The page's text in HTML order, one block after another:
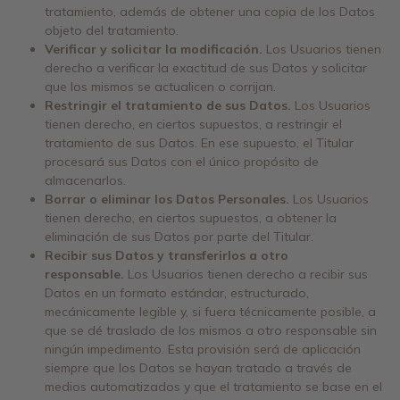
tratamiento, además de obtener una copia de los Datos
objeto del tratamiento.
Verificar y solicitar la modificación. Los Usuarios tienen
derecho a verificar la exactitud de sus Datos y solicitar
que los mismos se actualicen o corrijan.
Restringir el tratamiento de sus Datos. Los Usuarios
tienen derecho, en ciertos supuestos, a restringir el
tratamiento de sus Datos. En ese supuesto, el Titular
procesará sus Datos con el único propósito de
almacenarlos.
Borrar o eliminar los Datos Personales. Los Usuarios
tienen derecho, en ciertos supuestos, a obtener la
eliminación de sus Datos por parte del Titular.
Recibir sus Datos y transferirlos a otro
responsable. Los Usuarios tienen derecho a recibir sus
Datos en un formato estándar, estructurado,
mecánicamente legible y, si fuera técnicamente posible, a
que se dé traslado de los mismos a otro responsable sin
ningún impedimento. Esta provisión será de aplicación
siempre que los Datos se hayan tratado a través de
medios automatizados y que el tratamiento se base en el